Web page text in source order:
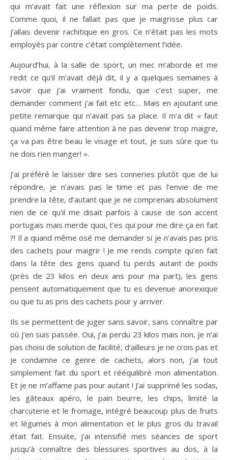
qui m’avait fait une réflexion sur ma perte de poids.
Comme quoi, il ne fallait pas que je maigrisse plus car
j’allais devenir rachitique en gros. Ce n’était pas les mots
employés par contre c’était complètement l’idée.
Aujourd’hui, à la salle de sport, un mec m’aborde et me
redit ce qu’il m’avait déjà dit, il y a quelques semaines à
savoir que j’ai vraiment fondu, que c’est super, me
demander comment j’ai fait etc etc… Mais en ajoutant une
petite remarque qui n’avait pas sa place. Il m’a dit « faut
quand même faire attention à ne pas devenir trop maigre,
ça va pas être beau le visage et tout, je suis sûre que tu
ne dois rien manger! ».
J’ai préféré le laisser dire ses conneries plutôt que de lui
répondre, je n’avais pas le time et pas l’envie de me
prendre la tête, d’autant que je ne comprenais absolument
rien de ce qu’il me disait parfois à cause de son accent
portugais mais merde quoi, t’es qui pour me dire ça en fait
?! Il a quand même osé me demander si je n’avais pas pris
des cachets pour maigrir ! Je me rends compte qu’en fait
dans la tête des gens quand tu perds autant de poids
(près de 23 kilos en deux ans pour ma part), les gens
pensent automatiquement que tu es devenue anorexique
ou que tu as pris des cachets pour y arriver.
Ils se permettent de juger sans savoir, sans connaître par
où j’en suis passée. Oui, j’ai perdu 23 kilos mais non, je n’ai
pas choisi de solution de facilité, d’ailleurs je ne crois pas et
je condamne ce genre de cachets, alors non, j’ai tout
simplement fait du sport et rééquilibré mon alimentation.
Et je ne m’affame pas pour autant ! J’ai supprimé les sodas,
les gâteaux apéro, le pain beurre, les chips, limité la
charcuterie et le fromage, intégré beaucoup plus de fruits
et légumes à mon alimentation et le plus gros du travail
était fait. Ensuite, j’ai intensifié mes séances de sport
jusqu’à connaître des blessures sportives au dos, à la